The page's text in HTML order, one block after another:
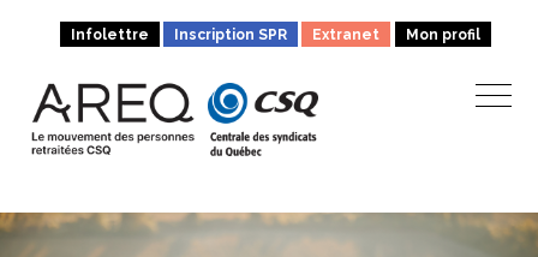
Infolettre Inscription SPR Extranet Mon profil